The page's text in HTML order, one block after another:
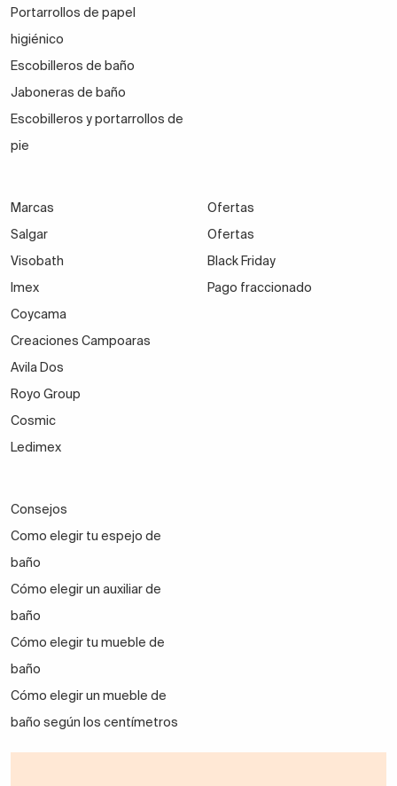
Portarrollos de papel
higiénico
Escobilleros de baño
Jaboneras de baño
Escobilleros y portarrollos de
pie
Marcas
Salgar
Visobath
Imex
Coycama
Creaciones Campoaras
Avila Dos
Royo Group
Cosmic
Ledimex
Ofertas
Ofertas
Black Friday
Pago fraccionado
Consejos
Como elegir tu espejo de
baño
Cómo elegir un auxiliar de
baño
Cómo elegir tu mueble de
baño
Cómo elegir un mueble de
baño según los centímetros